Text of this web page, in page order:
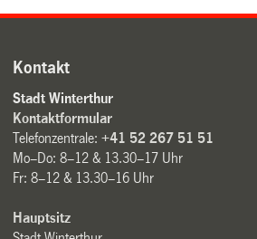
Kontakt
Stadt Winterthur
Kontaktformular
Telefonzentrale:+41 52 267 51 51
Mo–Do: 8–12 & 13.30–17 Uhr
Fr: 8–12 & 13.30–16 Uhr
Hauptsitz